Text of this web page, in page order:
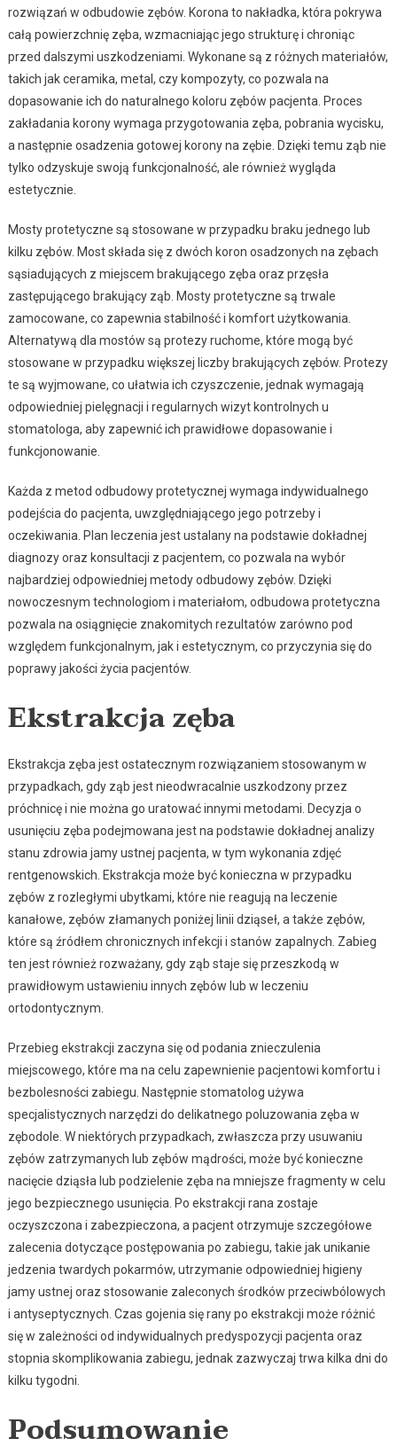
rozwiązań w odbudowie zębów. Korona to nakładka, która pokrywa
całą powierzchnię zęba, wzmacniając jego strukturę i chroniąc
przed dalszymi uszkodzeniami. Wykonane są z różnych materiałów,
takich jak ceramika, metal, czy kompozyty, co pozwala na
dopasowanie ich do naturalnego koloru zębów pacjenta. Proces
zakładania korony wymaga przygotowania zęba, pobrania wycisku,
a następnie osadzenia gotowej korony na zębie. Dzięki temu ząb nie
tylko odzyskuje swoją funkcjonalność, ale również wygląda
estetycznie.
Mosty protetyczne są stosowane w przypadku braku jednego lub
kilku zębów. Most składa się z dwóch koron osadzonych na zębach
sąsiadujących z miejscem brakującego zęba oraz przęsła
zastępującego brakujący ząb. Mosty protetyczne są trwale
zamocowane, co zapewnia stabilność i komfort użytkowania.
Alternatywą dla mostów są protezy ruchome, które mogą być
stosowane w przypadku większej liczby brakujących zębów. Protezy
te są wyjmowane, co ułatwia ich czyszczenie, jednak wymagają
odpowiedniej pielęgnacji i regularnych wizyt kontrolnych u
stomatologa, aby zapewnić ich prawidłowe dopasowanie i
funkcjonowanie.
Każda z metod odbudowy protetycznej wymaga indywidualnego
podejścia do pacjenta, uwzględniającego jego potrzeby i
oczekiwania. Plan leczenia jest ustalany na podstawie dokładnej
diagnozy oraz konsultacji z pacjentem, co pozwala na wybór
najbardziej odpowiedniej metody odbudowy zębów. Dzięki
nowoczesnym technologiom i materiałom, odbudowa protetyczna
pozwala na osiągnięcie znakomitych rezultatów zarówno pod
względem funkcjonalnym, jak i estetycznym, co przyczynia się do
poprawy jakości życia pacjentów.
Ekstrakcja zęba
Ekstrakcja zęba jest ostatecznym rozwiązaniem stosowanym w
przypadkach, gdy ząb jest nieodwracalnie uszkodzony przez
próchnicę i nie można go uratować innymi metodami. Decyzja o
usunięciu zęba podejmowana jest na podstawie dokładnej analizy
stanu zdrowia jamy ustnej pacjenta, w tym wykonania zdjęć
rentgenowskich. Ekstrakcja może być konieczna w przypadku
zębów z rozległymi ubytkami, które nie reagują na leczenie
kanałowe, zębów złamanych poniżej linii dziąseł, a także zębów,
które są źródłem chronicznych infekcji i stanów zapalnych. Zabieg
ten jest również rozważany, gdy ząb staje się przeszkodą w
prawidłowym ustawieniu innych zębów lub w leczeniu
ortodontycznym.
Przebieg ekstrakcji zaczyna się od podania znieczulenia
miejscowego, które ma na celu zapewnienie pacjentowi komfortu i
bezbolesności zabiegu. Następnie stomatolog używa
specjalistycznych narzędzi do delikatnego poluzowania zęba w
zębodole. W niektórych przypadkach, zwłaszcza przy usuwaniu
zębów zatrzymanych lub zębów mądrości, może być konieczne
nacięcie dziąsła lub podzielenie zęba na mniejsze fragmenty w celu
jego bezpiecznego usunięcia. Po ekstrakcji rana zostaje
oczyszczona i zabezpieczona, a pacjent otrzymuje szczegółowe
zalecenia dotyczące postępowania po zabiegu, takie jak unikanie
jedzenia twardych pokarmów, utrzymanie odpowiedniej higieny
jamy ustnej oraz stosowanie zaleconych środków przeciwbólowych
i antyseptycznych. Czas gojenia się rany po ekstrakcji może różnić
się w zależności od indywidualnych predyspozycji pacjenta oraz
stopnia skomplikowania zabiegu, jednak zazwyczaj trwa kilka dni do
kilku tygodni.
Podsumowanie